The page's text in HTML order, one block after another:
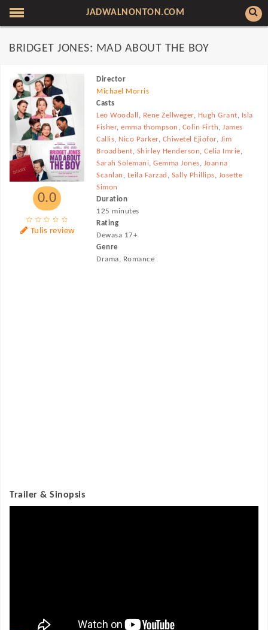
JADWALNONTON.COM
BRIDGET JONES: MAD ABOUT THE BOY
0.0
Tulis review
Director
Michael Morris
Casts
Leo Woodall , Rene Zellweger, Hugh Grant, Isla
Fisher,emma thompson , Colin Firth,James
Callis, Nico Parker, Chiwetel Ejiofor, Jim
Broadbent, Shirley Henderson,Celia Imrie,
Sarah Solemani,Gemma Jones, Joanna
Scanlan , Leila Farzad , Sally Phillips, Josette
Simon
Duration
125 minutes
Rating
Dewasa 17+
Genre
Drama, Romance
Trailer & Sinopsis